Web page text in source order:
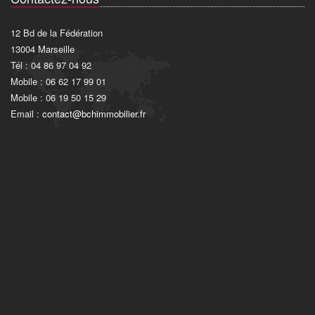
12 Bd de la Fédération
13004 Marseille
Tél : 04 86 97 04 92
Mobile : 06 62 17 99 01
Mobile : 06 19 50 15 29
Email : contact@bchimmobilier.fr